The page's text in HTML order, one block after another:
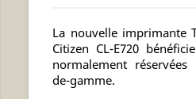
La nouvelle imprimante
Citizen CL-E720
normalement
de-gamme.